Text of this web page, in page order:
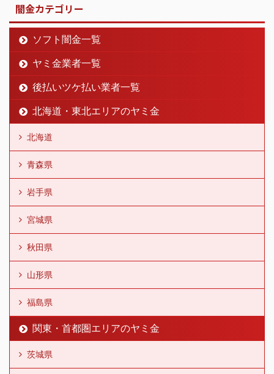
闇金カテゴリー
ソフト闇金一覧
ヤミ金業者一覧
後払いツケ払い業者一覧
北海道・東北エリアのヤミ金
北海道
青森県
岩手県
宮城県
秋田県
山形県
福島県
関東・首都圏エリアのヤミ金
茨城県